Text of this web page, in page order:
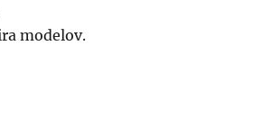
modelov.